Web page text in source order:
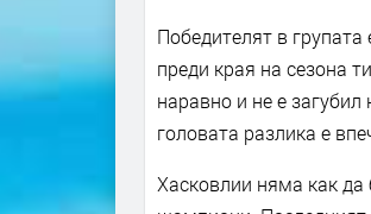
Победителят в
преди края на сезона
наравно и не е
головата разлика е
Хасковлии няма как да